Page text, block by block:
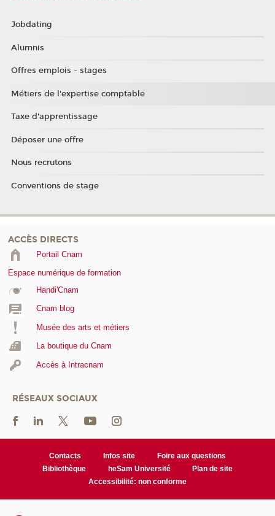
Jobdating
Alumnis
Offres emplois - stages
Métiers de l'expertise comptable
Taxe d'apprentissage
Déposer une offre
Nous recrutons
Conventions de stage
ACCÈS DIRECTS
Portail Cnam
Espace numérique de formation
Handi'Cnam
Cnam blog
Musée des arts et métiers
La boutique du Cnam
Accès à Intracnam
RÉSEAUX SOCIAUX
Contacts Infos site
Foire aux questions
Bibliothèque
heSam Université
Plan de site
Accessibilité: non conforme